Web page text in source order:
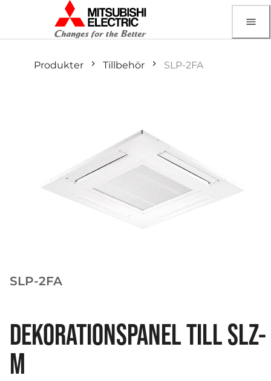
Produkter Tillbehör SLP-2FA
SLP-2FA
DEKORATIONSPANEL TILL SLZ-
M